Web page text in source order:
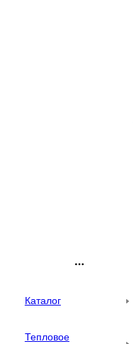
Каталог
Тепловое